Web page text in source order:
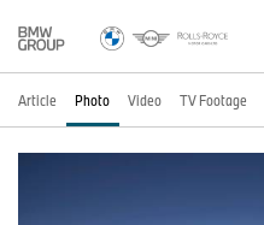
Article Photo Video TV Footage